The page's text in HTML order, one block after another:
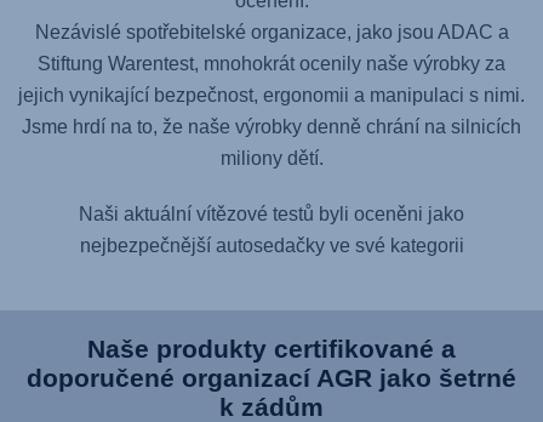
Nezávislé spotřebitelské organizace, jako jsou ADAC a
Stiftung Warentest, mnohokrát ocenily naše výrobky za
jejich vynikající bezpečnost, ergonomii a manipulaci s nimi.
Jsme hrdí na to, že naše výrobky denně chrání na silnicích
miliony dětí.
Naši aktuální vítězové testů byli oceněni jako
nejbezpečnější autosedačky ve své kategorii
Naše produkty certifikované a
doporučené organizací AGR jako šetrné
k zádům